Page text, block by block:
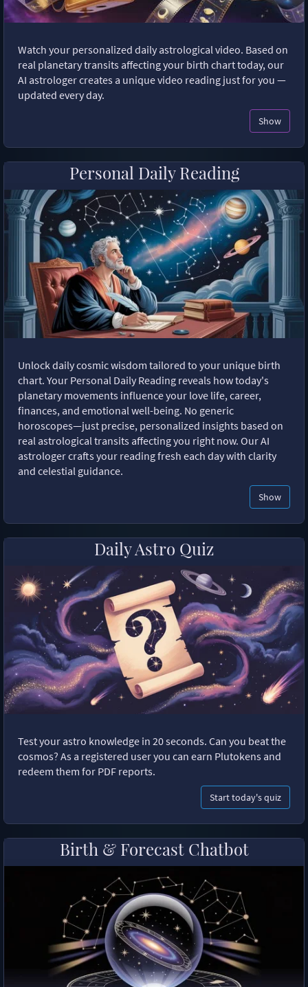
Watch your personalized daily astrological video. Based on
real planetary transits affecting your birth chart today, our
AI astrologer creates a unique video reading just for you —
updated every day.
Show
Personal Daily Reading
Unlock daily cosmic wisdom tailored to your unique birth
chart. Your Personal Daily Reading reveals how today's
planetary movements influence your love life, career,
finances, and emotional well-being. No generic
horoscopes—just precise, personalized insights based on
real astrological transits affecting you right now. Our AI
astrologer crafts your reading fresh each day with clarity
and celestial guidance.
Show
Daily Astro Quiz
Test your astro knowledge in 20 seconds. Can you beat the
cosmos? As a registered user you can earn Plutokens and
redeem them for PDF reports.
Start today's quiz
Birth & Forecast Chatbot